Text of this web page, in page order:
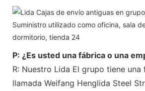
P: ¿Es usted una fábrica o una
R: Nuestro Lida El grupo tiene
llamada Weifang Henglida Steel